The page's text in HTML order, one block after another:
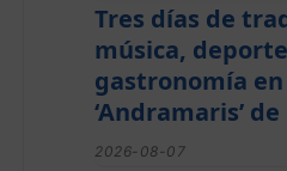
Tres días de
música,
gastronomía en
‘Andramaris’
2026-08-07